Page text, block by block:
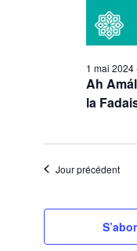
Ah
la
1 mai 2024
Jour précédent